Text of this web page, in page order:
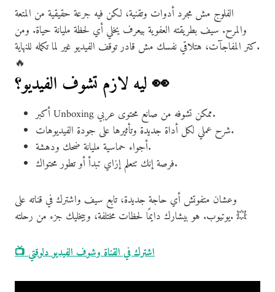
الفلوج مش مجرد أدوات وتقنية، لكن فيه جرعة حقيقية من المتعة
والمرح. سيف بطريقته العفوية بيعرف يخلي أي لحظة مليانة حياة. ومن
كتر المفاجآت، هتلاقي نفسك مش قادر توقف الفيديو غير لما تكمله للنهاية.
🔥
ليه لازم تشوف الفيديو؟ 👀
أكبر Unboxing ممكن تشوفه من صانع محتوى عربي.
شرح عملي لكل أداة جديدة وتأثيرها على جودة الفيديوهات.
أجواء حماسية مليانة ضحك ودهشة.
فرصة إنك تتعلم إزاي تبدأ أو تطور محتواك.
وعشان متفوتش أي حاجة جديدة، تابع سيف واشترك في قناته على
يوتيوب. هو بيشارك دايمًا لحظات مختلفة، وبيخليك جزء من رحلته. 💥
📺 اشترك في القناة وشوف الفيديو دلوقتي